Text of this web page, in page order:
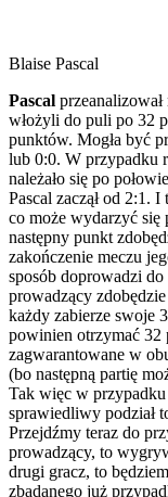
Blaise Pascal
Pascal
włożyli do puli po 32
punktów. Mogła być
lub 0:0. W przypadku
należało się po
Pascal zaczął od 2:1. I
co może wydarzyć
następny punkt
zakończenie meczu
sposób doprowadzi
prowadzący
każdy zabierze swoje
powinien otrzymać 32
zagwarantowane w
(bo następną partię
Tak więc w przypadku
sprawiedliwy podział
Przejdźmy teraz do
prowadzący, to
drugi gracz, to
zbadanego już